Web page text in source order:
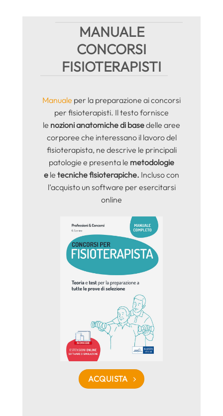
MANUALE
CONCORSI
FISIOTERAPISTI
Manuale per la preparazione ai concorsi
per fisioterapisti. Il testo fornisce
le nozioni anatomiche di basedelle aree
corporee che interessano il lavoro del
fisioterapista, ne descrive le principali
patologie e presenta le metodologie
e le tecniche fisioterapiche. Incluso con
l’acquisto un software per esercitarsi
online
ACQUISTA